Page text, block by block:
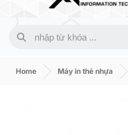
Home Máy in thẻ nhựa